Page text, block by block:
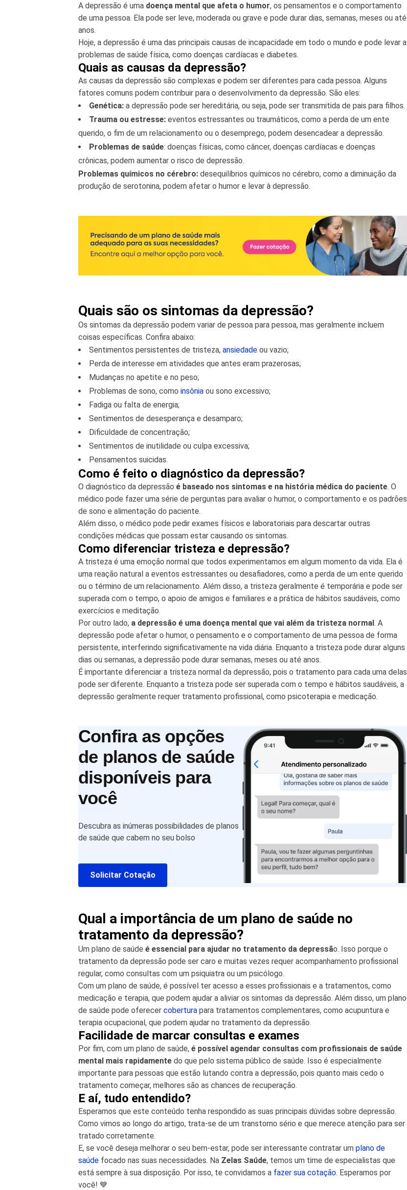
A depressão é uma doença mental que afeta o humor, os pensamentos e o comportamento
de uma pessoa. Ela pode ser leve, moderada ou grave e pode durar dias, semanas, meses ou até
anos.
Hoje, a depressão é uma das principais causas de incapacidade em todo o mundo e pode levar a
problemas de saúde física, como doenças cardíacas e diabetes.
Quais as causas da depressão?
As causas da depressão são complexas e podem ser diferentes para cada pessoa. Alguns
fatores comuns podem contribuir para o desenvolvimento da depressão. São eles:
Genética: a depressão pode ser hereditária, ou seja, pode ser transmitida de pais para filhos.
Trauma ou estresse: eventos estressantes ou traumáticos, como a perda de um ente
querido, o fim de um relacionamento ou o desemprego, podem desencadear a depressão.
Problemas de saúde: doenças físicas, como câncer, doenças cardíacas e doenças
crônicas, podem aumentar o risco de depressão.
Problemas químicos no cérebro: desequilíbrios químicos no cérebro, como a diminuição da
produção de serotonina, podem afetar o humor e levar à depressão.
Quais são os sintomas da depressão?
Os sintomas da depressão podem variar de pessoa para pessoa, mas geralmente incluem
coisas específicas. Confira abaixo:
Sentimentos persistentes de tristeza, ansiedade ou vazio;
Perda de interesse em atividades que antes eram prazerosas;
Mudanças no apetite e no peso;
Problemas de sono, como insônia ou sono excessivo;
Fadiga ou falta de energia;
Sentimentos de desesperança e desamparo;
Dificuldade de concentração;
Sentimentos de inutilidade ou culpa excessiva;
Pensamentos suicidas.
Como é feito o diagnóstico da depressão?
O diagnóstico da depressão é baseado nos sintomas e na história médica do paciente. O
médico pode fazer uma série de perguntas para avaliar o humor, o comportamento e os padrões
de sono e alimentação do paciente.
Além disso, o médico pode pedir exames físicos e laboratoriais para descartar outras
condições médicas que possam estar causando os sintomas.
Como diferenciar tristeza e depressão?
A tristeza é uma emoção normal que todos experimentamos em algum momento da vida. Ela é
uma reação natural a eventos estressantes ou desafiadores, como a perda de um ente querido
ou o término de um relacionamento. Além disso, a tristeza geralmente é temporária e pode ser
superada com o tempo, o apoio de amigos e familiares e a prática de hábitos saudáveis, como
exercícios e meditação.
Por outro lado, a depressão é uma doença mental que vai além da tristeza normal. A
depressão pode afetar o humor, o pensamento e o comportamento de uma pessoa de forma
persistente, interferindo significativamente na vida diária. Enquanto a tristeza pode durar alguns
dias ou semanas, a depressão pode durar semanas, meses ou até anos.
É importante diferenciar a tristeza normal da depressão, pois o tratamento para cada uma delas
pode ser diferente. Enquanto a tristeza pode ser superada com o tempo e hábitos saudáveis, a
depressão geralmente requer tratamento profissional, como psicoterapia e medicação.
Confira as opções
de planos de saúde
disponíveis para
você
Descubra as inúmeras possibilidades de planos
de saúde que cabem no seu bolso
Solicitar Cotação
Qual a importância de um plano de saúde no
tratamento da depressão?
Um plano de saúde é essencial para ajudar no tratamento da depressão. Isso porque o
tratamento da depressão pode ser caro e muitas vezes requer acompanhamento profissional
regular, como consultas com um psiquiatra ou um psicólogo.
Com um plano de saúde, é possível ter acesso a esses profissionais e a tratamentos, como
medicação e terapia, que podem ajudar a aliviar os sintomas da depressão. Além disso, um plano
de saúde pode oferecer cobertura para tratamentos complementares, como acupuntura e
terapia ocupacional, que podem ajudar no tratamento da depressão.
Facilidade de marcar consultas e exames
Por fim, com um plano de saúde, é possível agendar consultas com profissionais de saúde
mental mais rapidamente do que pelo sistema público de saúde. Isso é especialmente
importante para pessoas que estão lutando contra a depressão, pois quanto mais cedo o
tratamento começar, melhores são as chances de recuperação.
E aí, tudo entendido?
Esperamos que este conteúdo tenha respondido as suas principais dúvidas sobre depressão.
Como vimos ao longo do artigo, trata-se de um transtorno sério e que merece atenção para ser
tratado corretamente.
E, se você deseja melhorar o seu bem-estar, pode ser interessante contratar um plano de
saúde focado nas suas necessidades. Na Zelas Saúde, temos um time de especialistas que
está sempre à sua disposição. Por isso, te convidamos a fazer sua cotação. Esperamos por
você! 💙